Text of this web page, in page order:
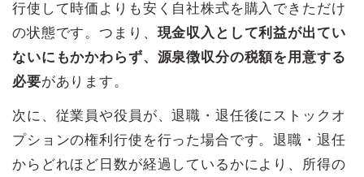
行使して時価よりも安く自社株式を購入できただけ
の状態です。つまり、 現金収入として利益が出てい
ないにもかかわらず、源泉徴収分の税額を用意する
必要があります。
次に、従業員や役員が、退職・退任後にストックオ
プションの権利行使を行った場合です。退職・退任
からどれほど日数が経過しているかにより、所得の